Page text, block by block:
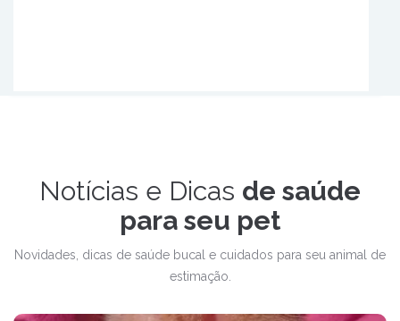
Notícias e Dicas de saúde
para seu pet
Novidades, dicas de saúde bucal e cuidados para seu animal de
estimação.